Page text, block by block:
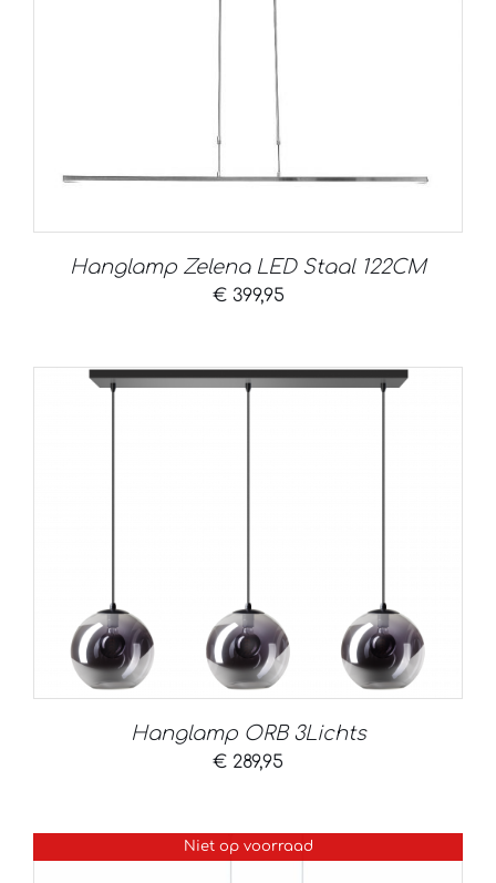
Hanglamp Zelena LED Staal 122CM
€399,95
Hanglamp ORB 3Lichts
€ 289,95
Niet op voorraad